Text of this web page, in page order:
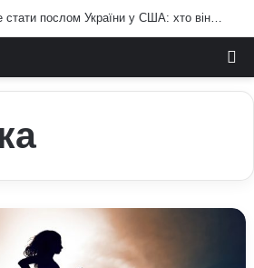
Павло Паліса може стати послом України у США: хто він та чим відомий